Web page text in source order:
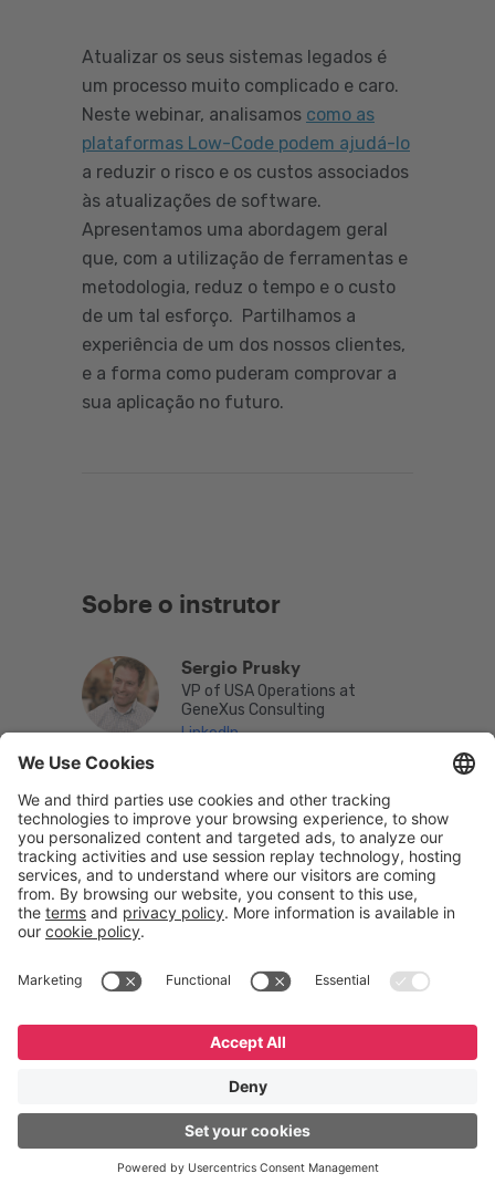
Atualizar os seus sistemas legados é
um processo muito complicado e caro.
Neste webinar, analisamos como as
plataformas Low-Code podem ajudá-lo
a reduzir o risco e os custos associados
às atualizações de software.
Apresentamos uma abordagem geral
que, com a utilização de ferramentas e
metodologia, reduz o tempo e o custo
de um tal esforço. Partilhamos a
experiência de um dos nossos clientes,
e a forma como puderam comprovar a
sua aplicação no futuro.
Sobre o instrutor
Sergio Prusky
VP of USA Operations at
GeneXus Consulting
LinkedIn
© GeneXus. Todos os direitos reservados. GeneXus